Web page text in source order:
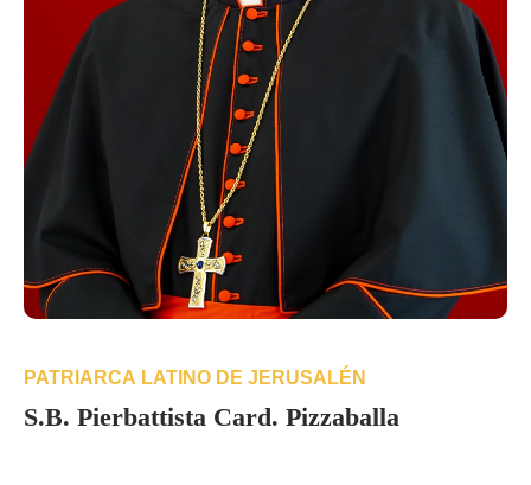
PATRIARCA LATINO DE JERUSALÉN
S.B. Pierbattista Card. Pizzaballa